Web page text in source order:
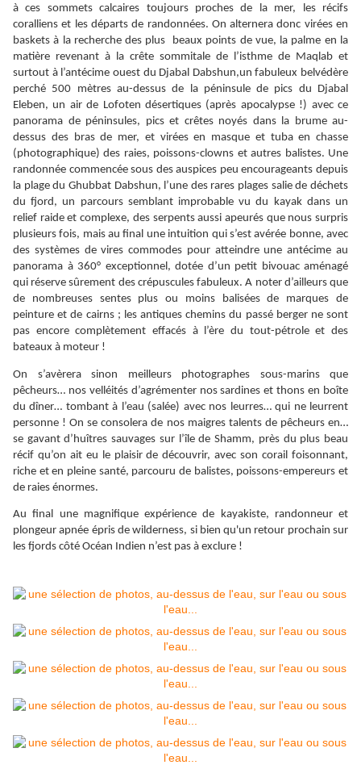
à ces sommets calcaires toujours proches de la mer, les récifs
coralliens et les départs de randonnées. On alternera donc virées en
baskets à la recherche des plus beaux points de vue, la palme en la
matière revenant à la crête sommitale de l’isthme de Maqlab et
surtout à l’antécime ouest du Djabal Dabshun,un fabuleux belvédère
perché 500 mètres au-dessus de la péninsule de pics du Djabal
Eleben, un air de Lofoten désertiques (après apocalypse !) avec ce
panorama de péninsules, pics et crêtes noyés dans la brume au-
dessus des bras de mer, et virées en masque et tuba en chasse
(photographique) des raies, poissons-clowns et autres balistes. Une
randonnée commencée sous des auspices peu encourageants depuis
la plage du Ghubbat Dabshun, l’une des rares plages salie de déchets
du fjord, un parcours semblant improbable vu du kayak dans un
relief raide et complexe, des serpents aussi apeurés que nous surpris
plusieurs fois, mais au final une intuition qui s’est avérée bonne, avec
des systèmes de vires commodes pour atteindre une antécime au
panorama à 360° exceptionnel, dotée d’un petit bivouac aménagé
qui réserve sûrement des crépuscules fabuleux. A noter d’ailleurs que
de nombreuses sentes plus ou moins balisées de marques de
peinture et de cairns ; les antiques chemins du passé berger ne sont
pas encore complètement effacés à l’ère du tout-pétrole et des
bateaux à moteur !
On s’avèrera sinon meilleurs photographes sous-marins que
pêcheurs… nos velléités d’agrémenter nos sardines et thons en boîte
du dîner… tombant à l’eau (salée) avec nos leurres… qui ne leurrent
personne ! On se consolera de nos maigres talents de pêcheurs en…
se gavant d’huîtres sauvages sur l’île de Shamm, près du plus beau
récif qu’on ait eu le plaisir de découvrir, avec son corail foisonnant,
riche et en pleine santé, parcouru de balistes, poissons-empereurs et
de raies énormes.
Au final une magnifique expérience de kayakiste, randonneur et
plongeur apnée épris de wilderness, si bien qu'un retour prochain sur
les fjords côté Océan Indien n’est pas à exclure !